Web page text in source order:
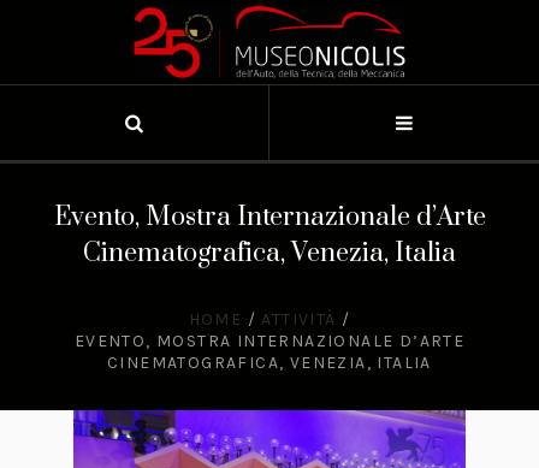
Evento, Mostra Internazionale d’Arte
Cinematografica, Venezia, Italia
HOME / ATTIVITÀ /
EVENTO, MOSTRA INTERNAZIONALE D’ARTE
CINEMATOGRAFICA, VENEZIA, ITALIA